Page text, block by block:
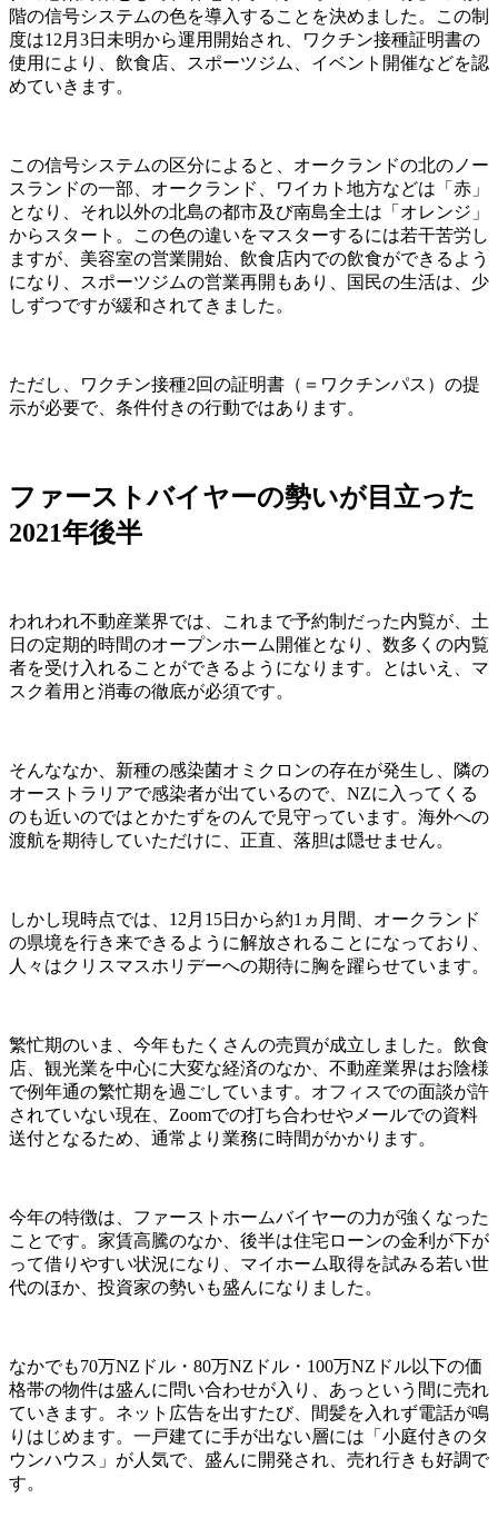
階の信号システムの色を導入することを決めました。この制
度は12月3日未明から運用開始され、ワクチン接種証明書の
使用により、飲食店、スポーツジム、イベント開催などを認
めていきます。
この信号システムの区分によると、オークランドの北のノー
スランドの一部、オークランド、ワイカト地方などは「赤」
となり、それ以外の北島の都市及び南島全土は「オレンジ」
からスタート。この色の違いをマスターするには若干苦労し
ますが、美容室の営業開始、飲食店内での飲食ができるよう
になり、スポーツジムの営業再開もあり、国民の生活は、少
しずつですが緩和されてきました。
ただし、ワクチン接種2回の証明書（＝ワクチンパス）の提
示が必要で、条件付きの行動ではあります。
ファーストバイヤーの勢いが目立った
2021年後半
われわれ不動産業界では、これまで予約制だった内覧が、土
日の定期的時間のオープンホーム開催となり、数多くの内覧
者を受け入れることができるようになります。とはいえ、マ
スク着用と消毒の徹底が必須です。
そんななか、新種の感染菌オミクロンの存在が発生し、隣の
オーストラリアで感染者が出ているので、NZに入ってくる
のも近いのではとかたずをのんで見守っています。海外への
渡航を期待していただけに、正直、落胆は隠せません。
しかし現時点では、12月15日から約1ヵ月間、オークランド
の県境を行き来できるように解放されることになっており、
人々はクリスマスホリデーへの期待に胸を躍らせています。
繁忙期のいま、今年もたくさんの売買が成立しました。飲食
店、観光業を中心に大変な経済のなか、不動産業界はお陰様
で例年通の繁忙期を過ごしています。オフィスでの面談が許
されていない現在、Zoomでの打ち合わせやメールでの資料
送付となるため、通常より業務に時間がかかります。
今年の特徴は、ファーストホームバイヤーの力が強くなった
ことです。家賃高騰のなか、後半は住宅ローンの金利が下が
って借りやすい状況になり、マイホーム取得を試みる若い世
代のほか、投資家の勢いも盛んになりました。
なかでも70万NZドル・80万NZドル・100万NZドル以下の価
格帯の物件は盛んに問い合わせが入り、あっという間に売れ
ていきます。ネット広告を出すたび、間髪を入れず電話が鳴
りはじめます。一戸建てに手が出ない層には「小庭付きのタ
ウンハウス」が人気で、盛んに開発され、売れ行きも好調で
す。